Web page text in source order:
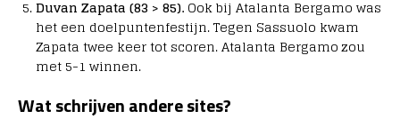
Duvan Zapata (83 > 85). Ook bij Atalanta Bergamo was
het een doelpuntenfestijn. Tegen Sassuolo kwam
Zapata twee keer tot scoren. Atalanta Bergamo zou
met 5-1 winnen.
Wat schrijven andere sites?